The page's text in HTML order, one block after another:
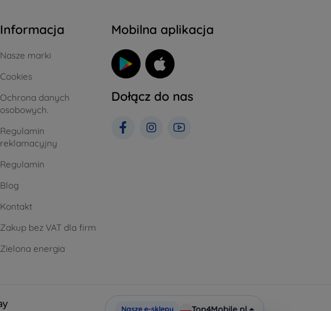
Informacja
Nasze marki
Cookies
Ochrona danych
osobowych.
Regulamin
reklamacyjny
Regulamin
Blog
Kontakt
Zakup bez VAT dla firm
Zielona energia
Mobilna aplikacja
Dołącz do nas
Nasze e-sklepy